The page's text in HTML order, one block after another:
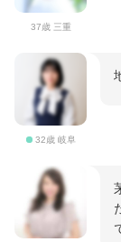
37歳 三重
32歳 岐阜